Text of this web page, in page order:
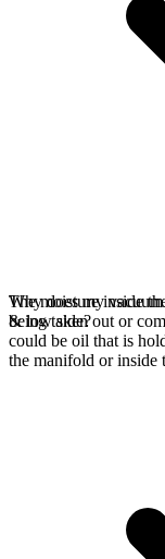
The moisture inside
being taken out or
could be oil that is
the manifold or inside
Why does my
& low side?